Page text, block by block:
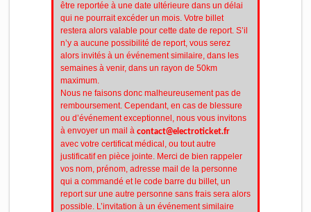
être reportée à une date ultérieure dans un délai
qui ne pourrait excéder un mois. Votre billet
restera alors valable pour cette date de report. S’il
n’y a aucune possibilité de report, vous serez
alors invités à un événement similaire, dans les
semaines à venir, dans un rayon de 50km
maximum.
Nous ne faisons donc malheureusement pas de
remboursement. Cependant, en cas de blessure
ou d’événement exceptionnel, nous vous invitons
à envoyer un mail à contact@electroticket.fr
avec votre certificat médical, ou tout autre
justificatif en pièce jointe. Merci de bien rappeler
vos nom, prénom, adresse mail de la personne
qui a commandé et le code barre du billet, un
report sur une autre personne sans frais sera alors
possible. L’invitation à un événement similaire